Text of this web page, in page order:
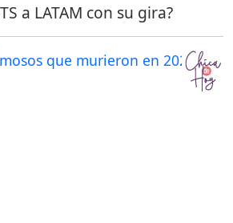
a LATAM con su gira?